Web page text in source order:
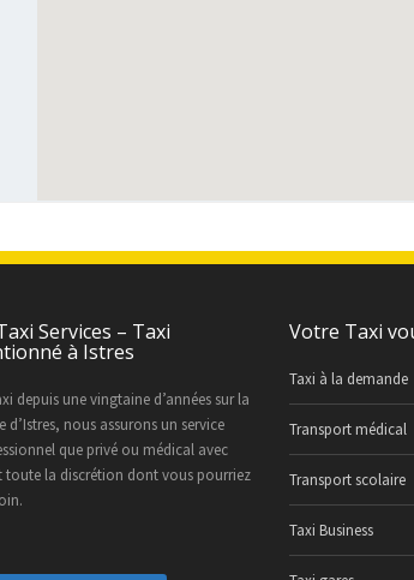
Services – Taxi
à Istres
depuis une vingtaine d’années sur la
d’Istres, nous assurons un service
que privé ou médical avec
toute la discrétion dont vous pourriez
Votre Taxi
Taxi à la demande
Transport médical
Transport scolaire
Taxi Business